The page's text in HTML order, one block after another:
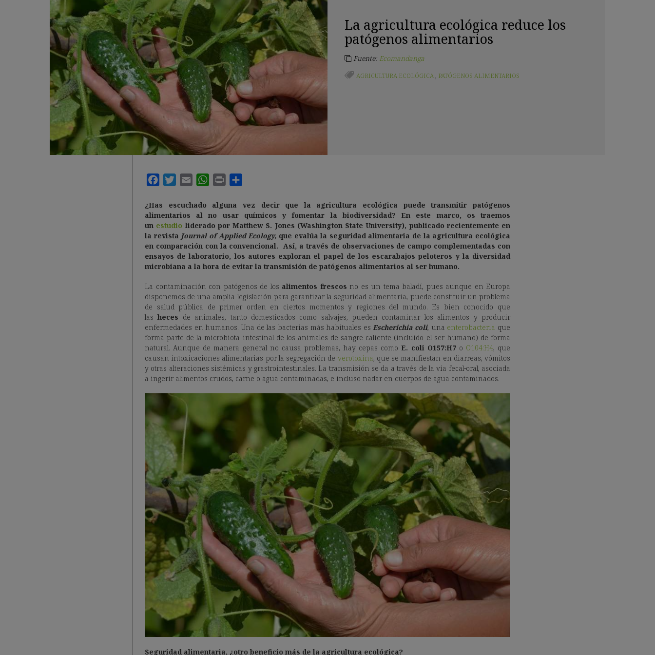
La agricultura ecológica reduce los
patógenos alimentarios
Fuente: Ecomandanga
AGRICULTURA ECOLÓGICA PATÓGENOS ALIMENTARIOS
¿Has escuchado alguna vez decir que la agricultura ecológica puede transmitir patógenos
alimentarios al no usar químicos y fomentar la biodiversidad? En este marco, os traemos
un estudio liderado por Matthew S. Jones (Washington State University), publicado recientemente en
la revista Journal of Applied Ecology, que evalúa la seguridad alimentaria de la agricultura ecológica
en comparación con la convencional. Así, a través de observaciones de campo complementadas con
ensayos de laboratorio, los autores exploran el papel de los escarabajos peloteros y la diversidad
microbiana a la hora de evitar la transmisión de patógenos alimentarios al ser humano.
La contaminación con patógenos de los alimentos frescos no es un tema baladí, pues aunque en Europa
disponemos de una amplia legislación para garantizar la seguridad alimentaria, puede constituir un problema
de salud pública de primer orden en ciertos momentos y regiones del mundo. Es bien conocido que
lasheces de animales, tanto domesticados como salvajes, pueden contaminar los alimentos y producir
enfermedades en humanos. Una de las bacterias más habituales esEscherichia coli, una enterobacteria que
forma parte de la microbiota intestinal de los animales de sangre caliente (incluido el ser humano) de forma
natural. Aunque de manera general no causa problemas, hay cepas comoE. coli O157:H7 o O104:H4, que
causan intoxicaciones alimentarias por la segregación de verotoxina, que se manifiestan en diarreas, vómitos
y otras alteraciones sistémicas y grastrointestinales. La transmisión se da a través de la vía fecal-oral, asociada
a ingerir alimentos crudos, carne o agua contaminadas, e incluso nadar en cuerpos de agua contaminados.
Seguridad alimentaria, ¿otro beneficio más de la agricultura ecológica?